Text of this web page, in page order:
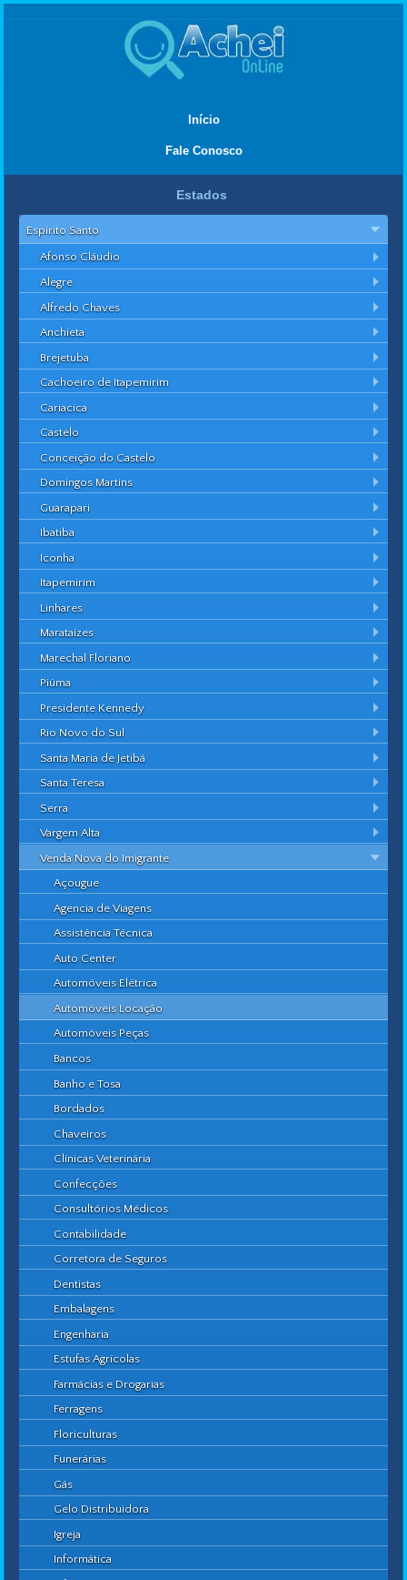
Início
Fale Conosco
Estados
Espírito Santo
Afonso Cláudio
Alegre
Alfredo Chaves
Anchieta
Brejetuba
Cachoeiro de Itapemirim
Cariacica
Castelo
Conceição do Castelo
Domingos Martins
Guarapari
Ibatiba
Iconha
Itapemirim
Linhares
Marataízes
Marechal Floriano
Piúma
Presidente Kennedy
Rio Novo do Sul
Santa Maria de Jetibá
Santa Teresa
Serra
Vargem Alta
Venda Nova do Imigrante
Açougue
Agencia de Viagens
Assistência Técnica
Auto Center
Automóveis Elétrica
Automóveis Locação
Automóveis Peças
Bancos
Banho e Tosa
Bordados
Chaveiros
Clínicas Veterinária
Confecções
Consultórios Médicos
Contabilidade
Corretora de Seguros
Dentistas
Embalagens
Engenharia
Estufas Agrícolas
Farmácias e Drogarias
Ferragens
Floriculturas
Funerárias
Gás
Gelo Distribuidora
Igreja
Informática